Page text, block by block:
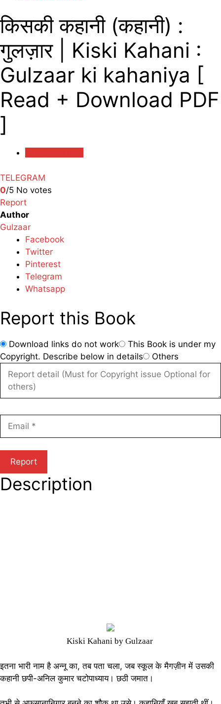
किसकी कहानी (कहानी) :
गुलज़ार | Kiski Kahani :
Gulzaar ki kahaniya [
Read + Download PDF
]
TELEGRAM
0/5 No votes
Report
Author
Gulzaar
Facebook
Twitter
Pinterest
Telegram
Whatsapp
Report this Book
Download links do not work
This Book is under my
Copyright. Describe below in details
Others
Description
Kiski Kahani by Gulzaar
इतना भारी नाम है अन्नू का, तब पता चला, जब स्कूल के मैगज़ीन में उसकी
कहानी छपी-अनिल कुमार चटोपाध्याय। छठी जमात।